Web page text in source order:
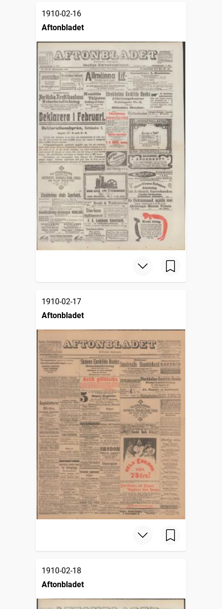
1910-02-16
Aftonbladet
1910-02-17
Aftonbladet
1910-02-18
Aftonbladet